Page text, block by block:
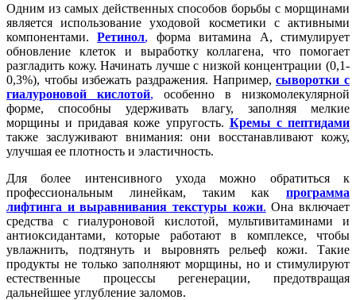
Одним из самых действенных способов борьбы с морщинами
является использование уходовой косметики с активными
компонентами.Ретинол, форма витамина А, стимулирует
обновление клеток и выработку коллагена, что помогает
разгладить кожу. Начинать лучше с низкой концентрации (0,1-
0,3%), чтобы избежать раздражения. Например,сыворотки с
гиалуроновой кислотой, особенно в низкомолекулярной
форме, способны удерживать влагу, заполняя мелкие
морщины и придавая коже упругость. Кремы с пептидами
также заслуживают внимания: они восстанавливают кожу,
улучшая ее плотность и эластичность.
Для более интенсивного ухода можно обратиться к
профессиональным линейкам, таким как программа
лифтинга и выравнивания текстуры кожи. Она включает
средства с гиалуроновой кислотой, мультивитаминами и
антиоксидантами, которые работают в комплексе, чтобы
увлажнить, подтянуть и выровнять рельеф кожи. Такие
продукты не только заполняют морщины, но и стимулируют
естественные процессы регенерации, предотвращая
дальнейшее углубление заломов.